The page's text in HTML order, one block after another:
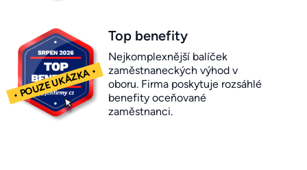
Top benefity
Nejkomplexnější balíček
zaměstnaneckých výhod v
oboru. Firma poskytuje rozsáhlé
benefity oceňované
zaměstnanci.